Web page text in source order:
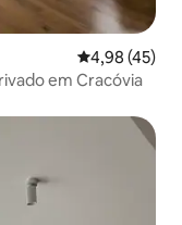
4,98 de uma
4,98 (45)
em Cracóvia